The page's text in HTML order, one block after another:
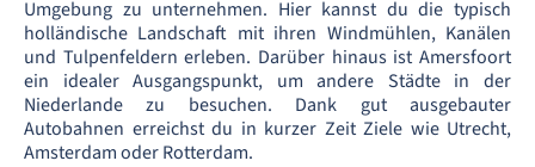
Umgebung zu unternehmen. Hier kannst du die typisch
holländische Landschaft mit ihren Windmühlen, Kanälen
und Tulpenfeldern erleben. Darüber hinaus ist Amersfoort
ein idealer Ausgangspunkt, um andere Städte in der
Niederlande zu besuchen. Dank gut ausgebauter
Autobahnen erreichst du in kurzer Zeit Ziele wie Utrecht,
Amsterdam oder Rotterdam.